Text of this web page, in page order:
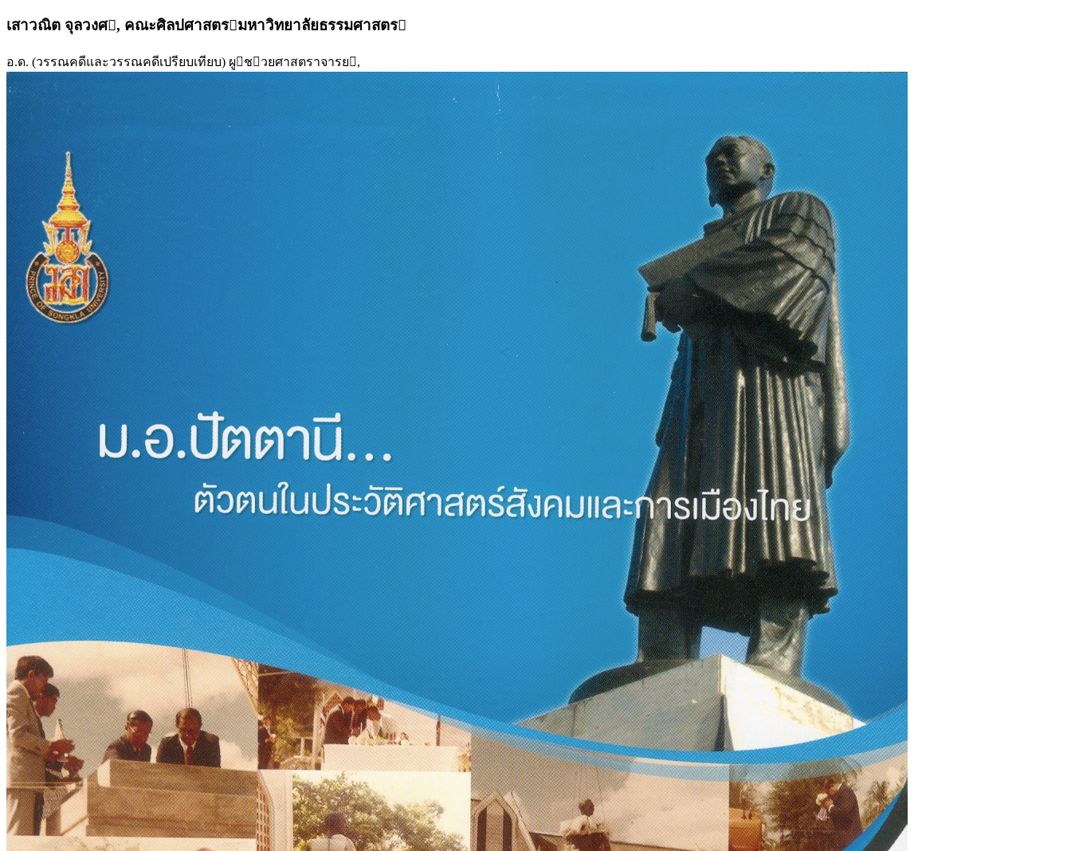
เสาวณิต จุลวงศ, คณะศิลปศาสตรมหาวิทยาลัยธรรมศาสตร
อ.ด. (วรรณคดีและวรรณคดีเปรียบเทียบ) ผูชวยศาสตราจารย,